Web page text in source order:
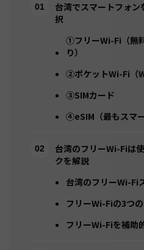
台湾でスマートフォ
択
①フリーWi-Fi（無
り）
②ポケットWi-Fi（
③SIMカード
④eSIM（最もスマ
台湾のフリーWi-Fiは
クを解説
台湾のフリーWi-Fi
フリーWi-Fiの3つ
フリーWi-Fiを補助